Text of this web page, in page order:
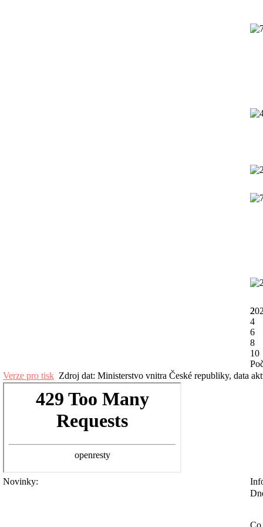
2
4
6
8
10
Verze pro tisk Zdroj dat: Ministerstvo vnitra České republiky, data
Novinky:
Co